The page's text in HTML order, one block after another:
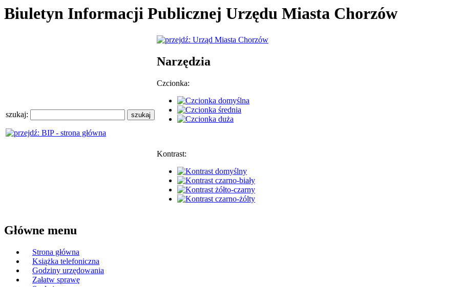
Biuletyn Informacji Publicznej Urzędu Miasta Chorzów
szukaj:
Narzędzia
Czcionka:
Kontrast:
Główne menu
Strona główna
Książka telefoniczna
Godziny urzędowania
Załatw sprawę